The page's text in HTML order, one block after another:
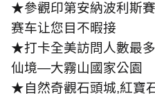
★參觀印第安納波利斯
赛车让您目不暇接
★打卡全美訪問人數最多
仙境—大霧山國家公園
★自然奇觀石頭城,紅寶